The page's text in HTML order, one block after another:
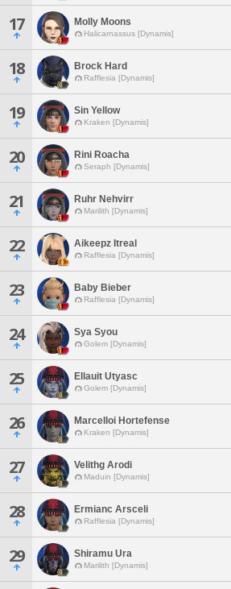
17 Molly Moons
Halicarnassus [Dynamis]
18 Brock Hard
Rafflesia [Dynamis]
19 Sin Yellow
Kraken [Dynamis]
20 Rini Roacha
Seraph [Dynamis]
21 Ruhr Nehvirr
Marilith [Dynamis]
22 Aikeepz Itreal
Rafflesia [Dynamis]
23 Baby Bieber
Rafflesia [Dynamis]
24 Sya Syou
Golem [Dynamis]
25 Ellauit Utyasc
Golem [Dynamis]
26 Marcelloi Hortefense
Kraken [Dynamis]
27 Velithg Arodi
Maduin [Dynamis]
28 Ermianc Arsceli
Rafflesia [Dynamis]
29 Shiramu Ura
Marilith [Dynamis]